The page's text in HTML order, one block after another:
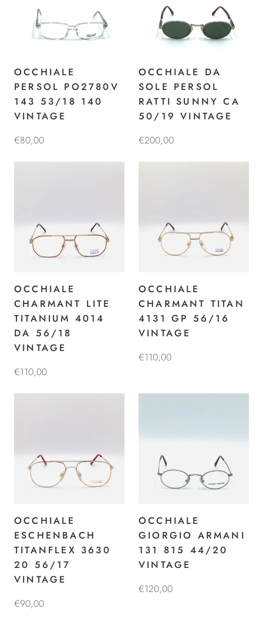
OCCHIALE
PERSOL PO2780V
143 53/18 140
VINTAGE
€80,00
OCCHIALE DA
SOLE PERSOL
RATTI SUNNY CA
50/19 VINTAGE
€200,00
OCCHIALE
CHARMANT LITE
TITANIUM 4014
DA 56/18
VINTAGE
€110,00
OCCHIALE
CHARMANT TITAN
4131 GP 56/16
VINTAGE
€110,00
OCCHIALE
ESCHENBACH
TITANFLEX 3630
20 56/17
VINTAGE
€90,00
OCCHIALE
GIORGIO ARMANI
131 815 44/20
VINTAGE
€120,00